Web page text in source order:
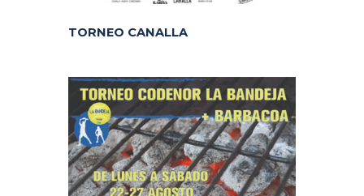
TORNEO CANALLA